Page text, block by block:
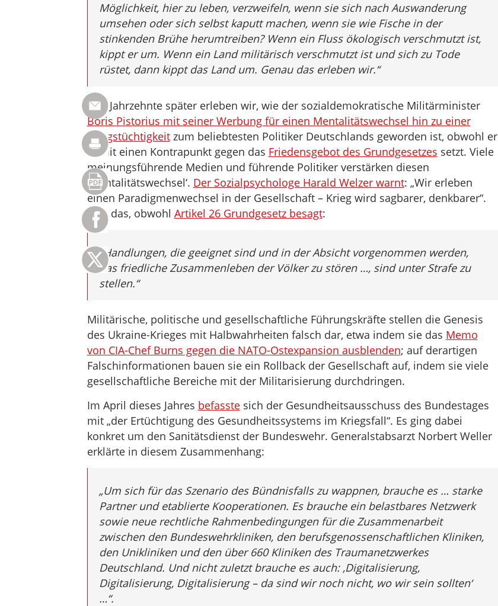
Möglichkeit, hier zu leben, verzweifeln, wenn sie sich nach Auswanderung
umsehen oder sich selbst kaputt machen, wenn sie wie Fische in der
stinkenden Brühe herumtreiben? Wenn ein Fluss ökologisch verschmutzt ist,
kippt er um. Wenn ein Land militärisch verschmutzt ist und sich zu Tode
rüstet, dann kippt das Land um. Genau das erleben wir.“
Vier Jahrzehnte später erleben wir, wie der sozialdemokratische Militärminister
Boris Pistorius mit seiner Werbung für einen Mentalitätswechsel hin zu einer
Kriegstüchtigkeitzum beliebtesten Politiker Deutschlands geworden ist, obwohl er
damit einen Kontrapunkt gegen das Friedensgebot des Grundgesetzes setzt. Viele
meinungsführende Medien und führende Politiker verstärken diesen
‚Mentalitätswechsel‘. Der Sozialpsychologe Harald Welzer warnt: „Wir erleben
einen Paradigmenwechsel in der Gesellschaft – Krieg wird sagbarer, denkbarer“.
Und das, obwohl Artikel 26 Grundgesetz besagt:
„Handlungen, die geeignet sind und in der Absicht vorgenommen werden,
das friedliche Zusammenleben der Völker zu stören …, sind unter Strafe zu
stellen.“
Militärische, politische und gesellschaftliche Führungskräfte stellen die Genesis
des Ukraine-Krieges mit Halbwahrheiten falsch dar, etwa indem sie das Memo
von CIA-Chef Burns gegen die NATO-Ostexpansion ausblenden; auf derartigen
Falschinformationen bauen sie ein Rollback der Gesellschaft auf, indem sie viele
gesellschaftliche Bereiche mit der Militarisierung durchdringen.
Im April dieses Jahres befasstesich der Gesundheitsausschuss des Bundestages
mit „der Ertüchtigung des Gesundheitssystems im Kriegsfall“. Es ging dabei
konkret um den Sanitätsdienst der Bundeswehr. Generalstabsarzt Norbert Weller
erklärte in diesem Zusammenhang:
„Um sich für das Szenario des Bündnisfalls zu wappnen, brauche es … starke
Partner und etablierte Kooperationen. Es brauche ein belastbares Netzwerk
sowie neue rechtliche Rahmenbedingungen für die Zusammenarbeit
zwischen den Bundeswehrkliniken, den berufsgenossenschaftlichen Kliniken,
den Unikliniken und den über 660 Kliniken des Traumanetzwerkes
Deutschland. Und nicht zuletzt brauche es auch: ‚Digitalisierung,
Digitalisierung, Digitalisierung – da sind wir noch nicht, wo wir sein sollten‘
…“.